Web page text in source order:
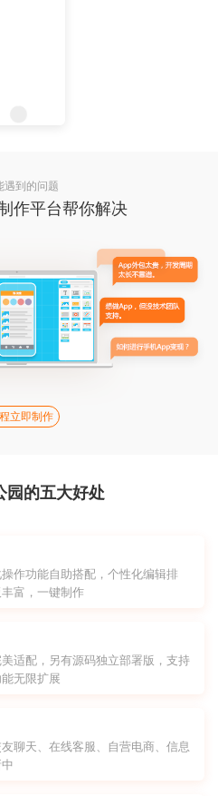
遇到的问题
作平台帮你解决
立即制作
园的五大好处
作功能自助搭配，个性化编辑排
富，一键制作
适配，另有源码独立部署版，支持
无限扩展
聊天、在线客服、自营电商、信息